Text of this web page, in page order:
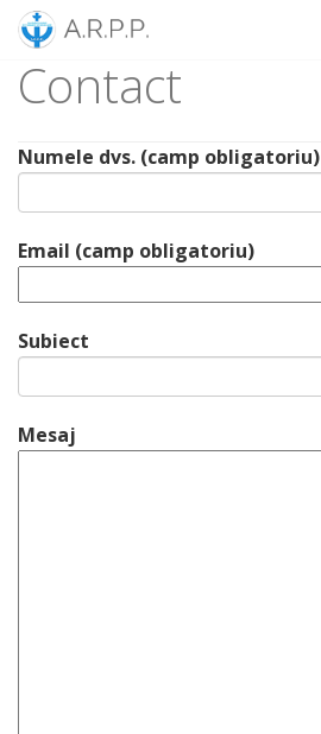
SkipContact
Numele dvs. (camp obligatoriu)
Email (camp obligatoriu)
Subiect
Mesaj